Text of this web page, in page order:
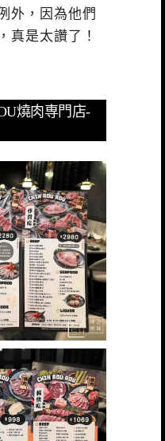
外，因為他們
真是太讚了！
燒肉専門店-